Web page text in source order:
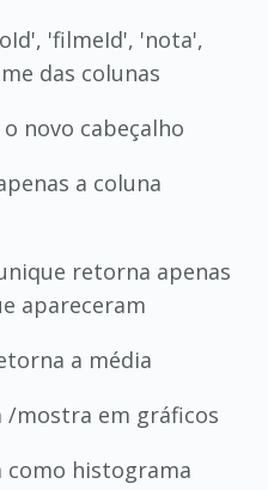
'filmeId', 'nota',
das colunas
novo cabeçalho
a coluna
retorna apenas
apareceram
a média
mostra em gráficos
histograma